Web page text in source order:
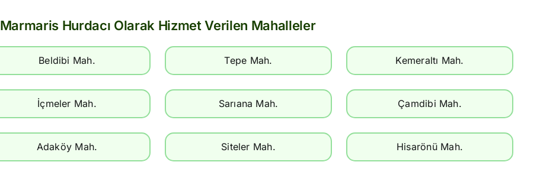
Marmaris Hurdacı Olarak Hizmet Verilen Mahalleler
Beldibi Mah. Tepe Mah. Kemeraltı Mah.
İçmeler Mah. Sarıana Mah. Çamdibi Mah.
Adaköy Mah. Siteler Mah. Hisarönü Mah.